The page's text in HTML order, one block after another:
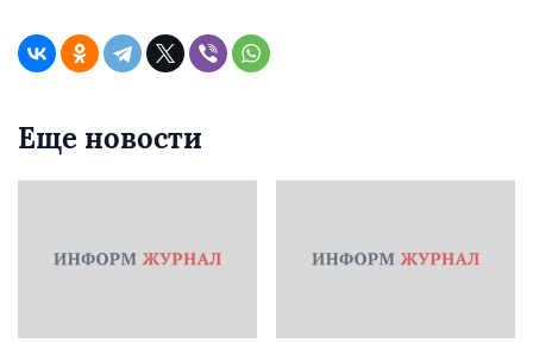
Еще новости